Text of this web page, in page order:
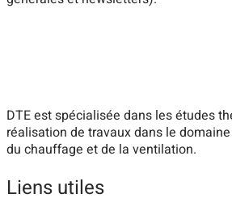
DTE est spécialisée dans les études
réalisation de travaux dans le
du chauffage et de la ventilation.
Liens utiles